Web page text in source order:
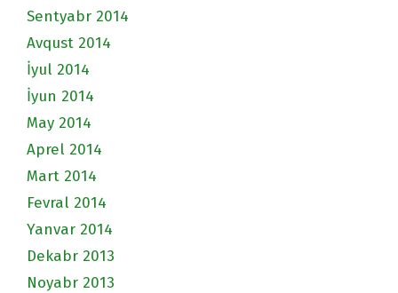
Sentyabr 2014
Avqust 2014
İyul 2014
İyun 2014
May 2014
Aprel 2014
Mart 2014
Fevral 2014
Yanvar 2014
Dekabr 2013
Noyabr 2013